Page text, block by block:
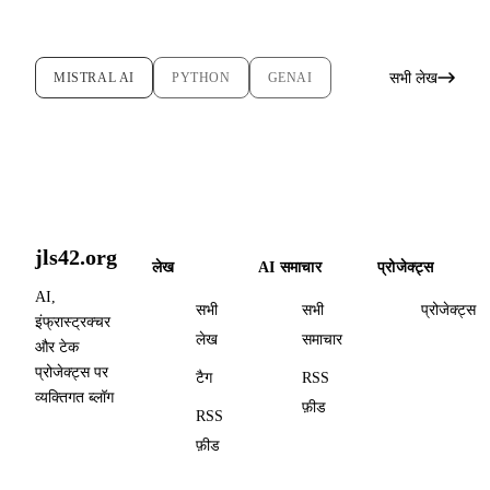
MISTRAL AI PYTHON GENAI सभी लेख
jls42.org
AI,
इंफ्रास्ट्रक्चर
और टेक
प्रोजेक्ट्स पर
व्यक्तिगत ब्लॉग
लेख
सभी
लेख
टैग
RSS
फ़ीड
AI समाचार
सभी
समाचार
RSS
फ़ीड
प्रोजेक्ट्स
प्रोजेक्ट्स